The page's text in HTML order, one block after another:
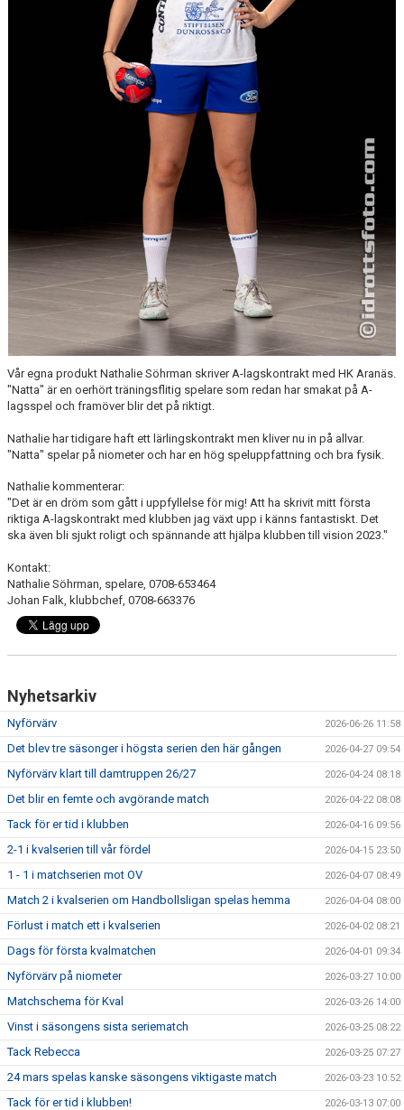
Vår egna produkt Nathalie Söhrman skriver A-lagskontrakt med HK Aranäs.
"Natta" är en oerhört träningsflitig spelare som redan har smakat på A-
lagsspel och framöver blir det på riktigt.
Nathalie har tidigare haft ett lärlingskontrakt men kliver nu in på allvar.
"Natta" spelar på niometer och har en hög speluppfattning och bra fysik.
Nathalie kommenterar:
"Det är en dröm som gått i uppfyllelse för mig! Att ha skrivit mitt första
riktiga A-lagskontrakt med klubben jag växt upp i känns fantastiskt. Det
ska även bli sjukt roligt och spännande att hjälpa klubben till vision 2023."
Kontakt:
Nathalie Söhrman, spelare, 0708-653464
Johan Falk, klubbchef, 0708-663376
Nyhetsarkiv
Nyförvärv 2026-06-26 11:58
Det blev tre säsonger i högsta serien den här gången 2026-04-27 09:54
Nyförvärv klart till damtruppen 26/27 2026-04-24 08:18
Det blir en femte och avgörande match 2026-04-22 08:08
Tack för er tid i klubben 2026-04-16 09:56
2-1 i kvalserien till vår fördel 2026-04-15 23:50
1 - 1 i matchserien mot OV 2026-04-07 08:49
Match 2 i kvalserien om Handbollsligan spelas hemma 2026-04-04 08:00
Förlust i match ett i kvalserien 2026-04-02 08:21
Dags för första kvalmatchen 2026-04-01 09:34
Nyförvärv på niometer 2026-03-27 10:00
Matchschema för Kval 2026-03-26 14:00
Vinst i säsongens sista seriematch 2026-03-25 08:22
Tack Rebecca 2026-03-25 07:27
24 mars spelas kanske säsongens viktigaste match 2026-03-23 10:52
Tack för er tid i klubben! 2026-03-13 07:00